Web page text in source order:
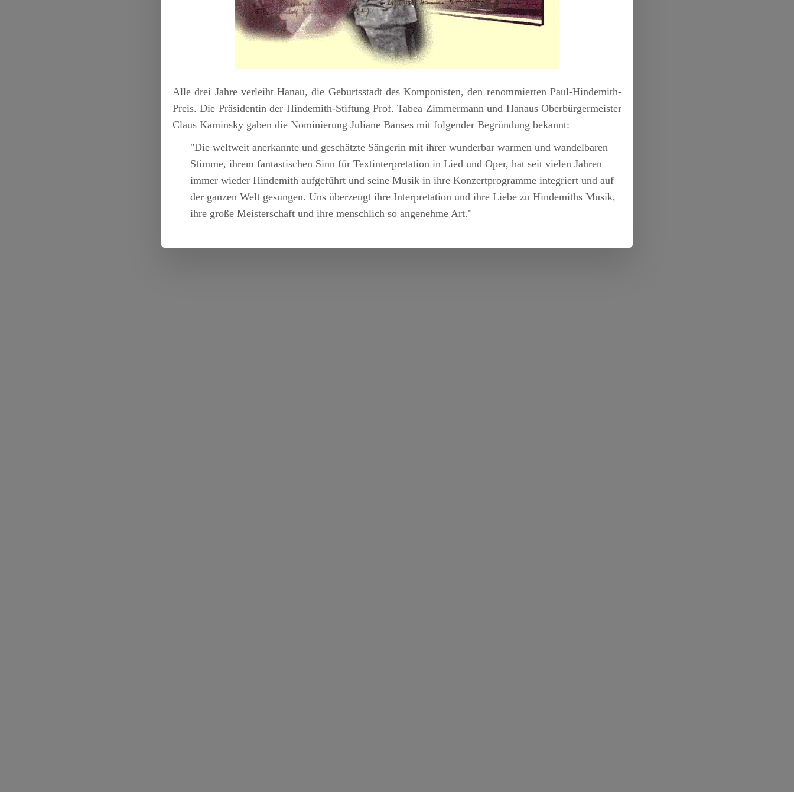
Alle drei Jahre verleiht Hanau, die Geburtsstadt des Komponisten, den renommierten Paul-Hindemith-
Preis. Die Präsidentin der Hindemith-Stiftung Prof. Tabea Zimmermann und Hanaus Oberbürgermeister
Claus Kaminsky gaben die Nominierung Juliane Banses mit folgender Begründung bekannt:
"Die weltweit anerkannte und geschätzte Sängerin mit ihrer wunderbar warmen und wandelbaren
Stimme, ihrem fantastischen Sinn für Textinterpretation in Lied und Oper, hat seit vielen Jahren
immer wieder Hindemith aufgeführt und seine Musik in ihre Konzertprogramme integriert und auf
der ganzen Welt gesungen. Uns überzeugt ihre Interpretation und ihre Liebe zu Hindemiths Musik,
ihre große Meisterschaft und ihre menschlich so angenehme Art."